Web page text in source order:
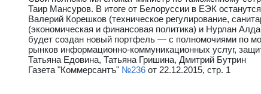
Таир Мансуров. В итоге от Белоруссии в ЕЭК
Валерий Корешков (техническое регулирование,
(экономическая и финансовая политика) и Нурлан
будет создан новый портфель — с полномочиями по
рынков информационно-коммуникационных услуг,
Татьяна Едовина, Татьяна Гришина, Дмитрий Бутрин
Газета "Коммерсантъ" №236 от 22.12.2015, стр. 1